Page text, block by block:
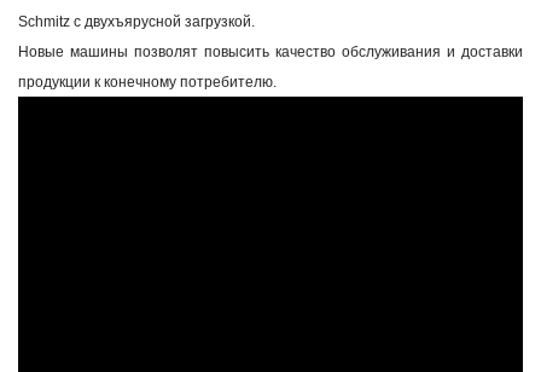
Schmitz с двухъярусной загрузкой.
Новые машины позволят повысить качество обслуживания и доставки
продукции к конечному потребителю.